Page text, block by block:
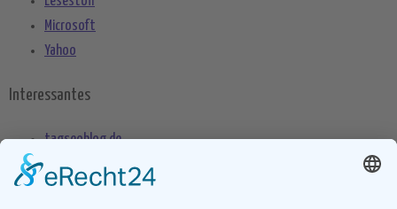
Microsoft
Yahoo
Interessantes
tagseoblog.de
SEO Blog
seo-trainee.de